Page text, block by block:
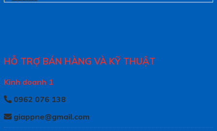
HỖ TRỢ BÁN HÀNG VÀ KỸ THUẬT
Kinh doanh 1
0962 076 138
giappne@gmail.com